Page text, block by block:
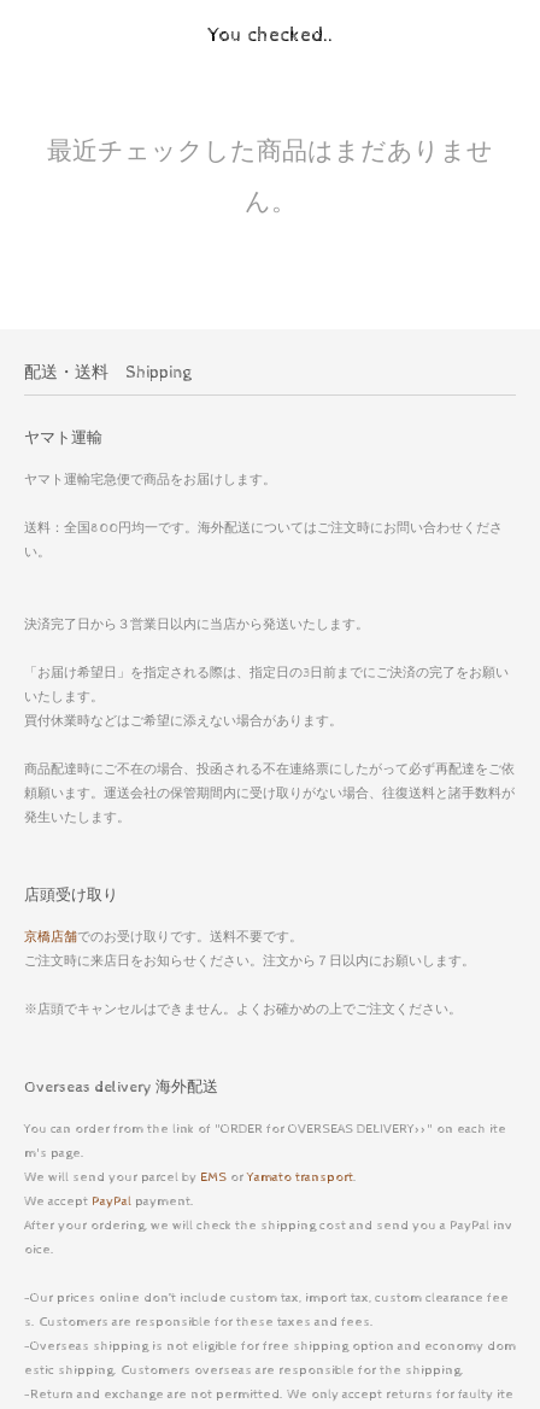
You checked..
最近チェックした商品はまだありませ
ん。
配送・送料 Shipping
ヤマト運輸
ヤマト運輸宅急便で商品をお届けします。
送料：全国800円均一です。海外配送についてはご注文時にお問い合わせくださ
い。
決済完了日から３営業日以内に当店から発送いたします。
「お届け希望日」を指定される際は、指定日の3日前までにご決済の完了をお願い
いたします。
買付休業時などはご希望に添えない場合があります。
商品配達時にご不在の場合、投函される不在連絡票にしたがって必ず再配達をご依
頼願います。運送会社の保管期間内に受け取りがない場合、往復送料と諸手数料が
発生いたします。
店頭受け取り
京橋店舗でのお受け取りです。送料不要です。
ご注文時に来店日をお知らせください。注文から７日以内にお願いします。
※店頭でキャンセルはできません。よくお確かめの上でご注文ください。
Overseas delivery 海外配送
You can order from the link of "ORDER for OVERSEAS DELIVERY>>" on each ite
m's page.
We will send your parcel by EMS orYamato transport.
We accept PayPal payment.
After your ordering, we will check the shipping cost and send you a PayPal inv
oice.
-Our prices online don’t include custom tax, import tax, custom clearance fee
s. Customers are responsible for these taxes and fees.
-Overseas shipping is not eligible for free shipping option and economy dom
estic shipping. Customers overseas are responsible for the shipping.
-Return and exchange are not permitted. We only accept returns for faulty ite